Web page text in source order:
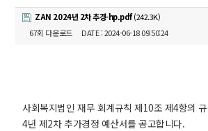
ZAN 2024년 2차 추경-hp.pdf(242.3K)
67회 다운로드
DATE : 2024-06-18 09:50:24
사회복지법인 재무 회계규칙 제10조 제4항의
4년 제2차 추가경정 예산서를 공고합니다.